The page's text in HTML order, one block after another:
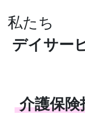
私たち
デイサー
介護保険